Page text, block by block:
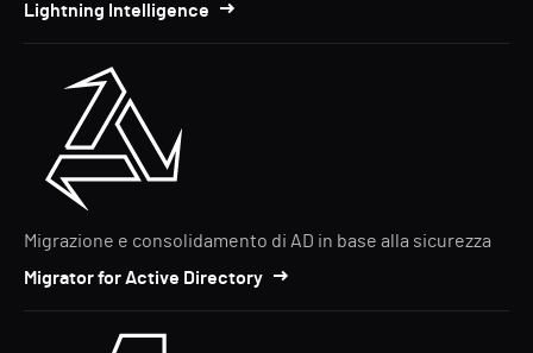
Lightning Intelligence
Migrazione e consolidamento di AD in base alla sicurezza
Migrator for Active Directory